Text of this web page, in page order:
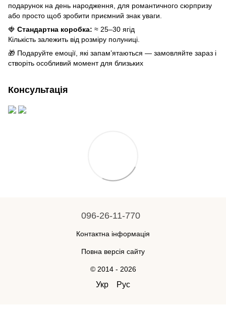
подарунок на день народження, для романтичного сюрпризу
або просто щоб зробити приємний знак уваги.
🍓 Стандартна коробка: ≈ 25–30 ягід
Кількість залежить від розміру полуниці.
🎁 Подаруйте емоції, які запам’ятаються — замовляйте зараз і
створіть особливий момент для близьких
Консультація
096-26-11-770
Контактна інформація
Повна версія сайту
© 2014 - 2026
Укр Рус